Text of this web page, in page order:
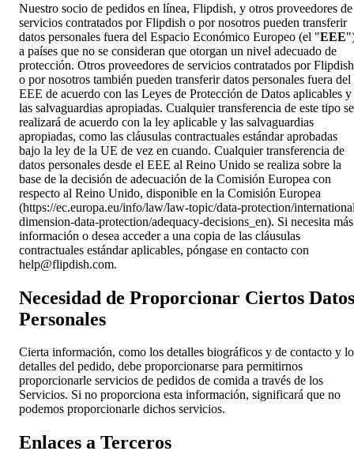
Nuestro socio de pedidos en línea, Flipdish, y otros proveedores de
servicios contratados por Flipdish o por nosotros pueden transferir
datos personales fuera del Espacio Económico Europeo (el "EEE
a países que no se consideran que otorgan un nivel adecuado de
protección. Otros proveedores de servicios contratados por Flipdish
o por nosotros también pueden transferir datos personales fuera del
EEE de acuerdo con las Leyes de Protección de Datos aplicables y
las salvaguardias apropiadas. Cualquier transferencia de este tipo se
realizará de acuerdo con la ley aplicable y las salvaguardias
apropiadas, como las cláusulas contractuales estándar aprobadas
bajo la ley de la UE de vez en cuando. Cualquier transferencia de
datos personales desde el EEE al Reino Unido se realiza sobre la
base de la decisión de adecuación de la Comisión Europea con
respecto al Reino Unido, disponible en la Comisión Europea
(https://ec.europa.eu/info/law/law-topic/data-protection/
dimension-data-protection/adequacy-decisions_en). Si necesita más
información o desea acceder a una copia de las cláusulas
contractuales estándar aplicables, póngase en contacto con
help@flipdish.com.
Necesidad de Proporcionar Ciertos Datos
Personales
Cierta información, como los detalles biográficos y de contacto y
detalles del pedido, debe proporcionarse para permitirnos
proporcionarle servicios de pedidos de comida a través de los
Servicios. Si no proporciona esta información, significará que no
podemos proporcionarle dichos servicios.
Enlaces a Terceros